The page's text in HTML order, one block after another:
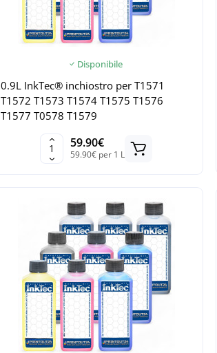
Disponibile
0.9L InkTec® inchiostro per T1571
T1572 T1573 T1574 T1575 T1576
T1577 T0578 T1579
59.90€
59.90€ per 1 L